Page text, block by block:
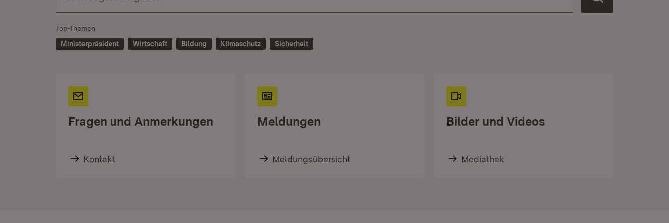
Top-Themen
Ministerpräsident
Wirtschaft Bildung Klimaschutz Sicherheit
Fragen und Anmerkungen
Kontakt
Meldungen
Meldungsübersicht
Bilder und Videos
Mediathek